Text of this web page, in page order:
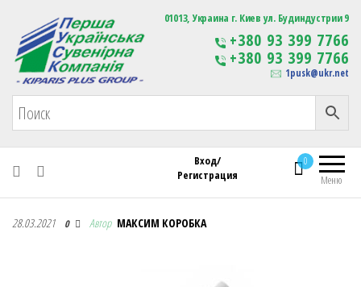
Первая Украинская Сувенирная Компания Изготовление
сувенирной продукции
с логотипом
01013, Украина г. Киев ул. Будиндустрии 9
+380 93 399 7766
+380 93 399 7766
1pusk@ukr.net
Меню
0
Вход/
Регистрация
Первая Украинская Сувенирная Компания
28.03.2021 0 Автор МАКСИМ КОРОБКА